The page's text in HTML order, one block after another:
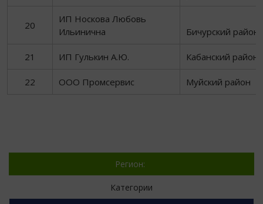
20
ИП Носкова Любовь
Ильинична
Бичурский район
21 ИП Гулькин А.Ю. Кабанский район
22 ООО Промсервис Муйский район
Регион:
Категории